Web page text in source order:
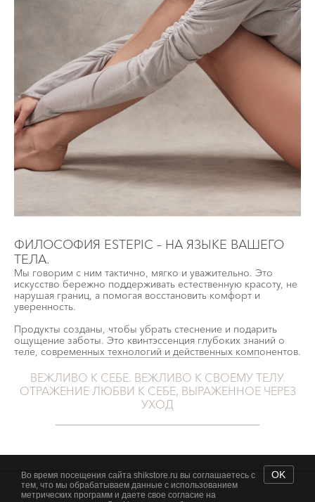
ФИЛОСОФИЯ ESTEPIC – НА ЯЗЫКЕ ВАШЕГО
ТЕЛА.
Мы говорим с ним тактично, мягко и уважительно. Это
искусство бережно поддерживать естественную красоту, не
нарушая границ, а помогая восстановить комфорт и
уверенность.
Продукты созданы, чтобы убрать стеснение и подарить
ощущение заботы. Это квинтэссенция глубоких знаний о
теле, современных технологий и действенных компонентов.
ВЕЖЛИВО К СЕБЕ. ВЕЖЛИВО К СВОЕМУ ТЕЛУ.
ОТРАЖЕНИЕ ЛЮБВИ К СЕБЕ, ВЫРАЖЕННОЕ ЧЕРЕЗ
УХОД
Во время посещения сайта shikstore.ru вы соглашаетесь с
тем, что мы обрабатываем данные с использованием
метрических программ и даете свое согласие на
OK